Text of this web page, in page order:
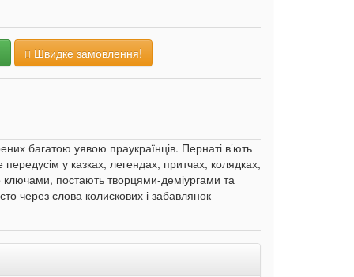
Швидке замовлення!
багатою уявою праукраїнців. Пернаті в’ють
передусім у казках, легендах, притчах, колядках,
ключами, постають творцями-деміургами та
через слова колискових і забавлянок